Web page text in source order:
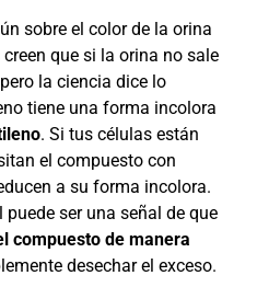
sobre el color de la orina
que si la orina no sale
la ciencia dice lo
tiene una forma incolora
. Si tus células están
el compuesto con
a su forma incolora.
ser una señal de que
compuesto de manera
desechar el exceso.